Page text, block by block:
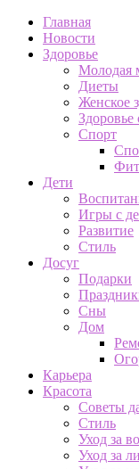
Главная
Новости
Здоровье
Молодая
Диеты
Женское
Здоровье
Спорт
Дети
Игры с
Развитие
Стиль
Досуг
Подарки
Сны
Дом
Карьера
Красота
Советы
Стиль
Уход за
Уход за